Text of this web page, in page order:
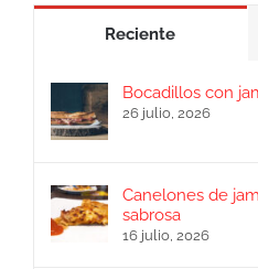
Reciente
26 julio, 2026
sabrosa
16 julio, 2026